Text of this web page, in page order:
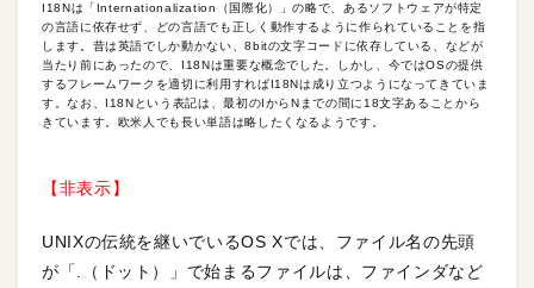
I18Nは「Internationalization（国際化）」の略で、あるソフトウェアが特定
の言語に依存せず、どの言語でも正しく動作するように作られていることを指
します。昔は英語でしか動かない、8bitの文字コードに依存している、などが
当たり前にあったので、I18Nは重要な概念でした。しかし、今ではOSの提供
するフレームワークを適切に利用すればI18Nは成り立つようになってきていま
す。なお、I18Nという表記は、最初のIからNまでの間に18文字あることから
きています。欧米人でも長い単語は略したくなるようです。
【非表示】
UNIXの伝統を継いでいるOS Xでは、ファイル名の先頭
が「.（ドット）」で始まるファイルは、ファインダなど